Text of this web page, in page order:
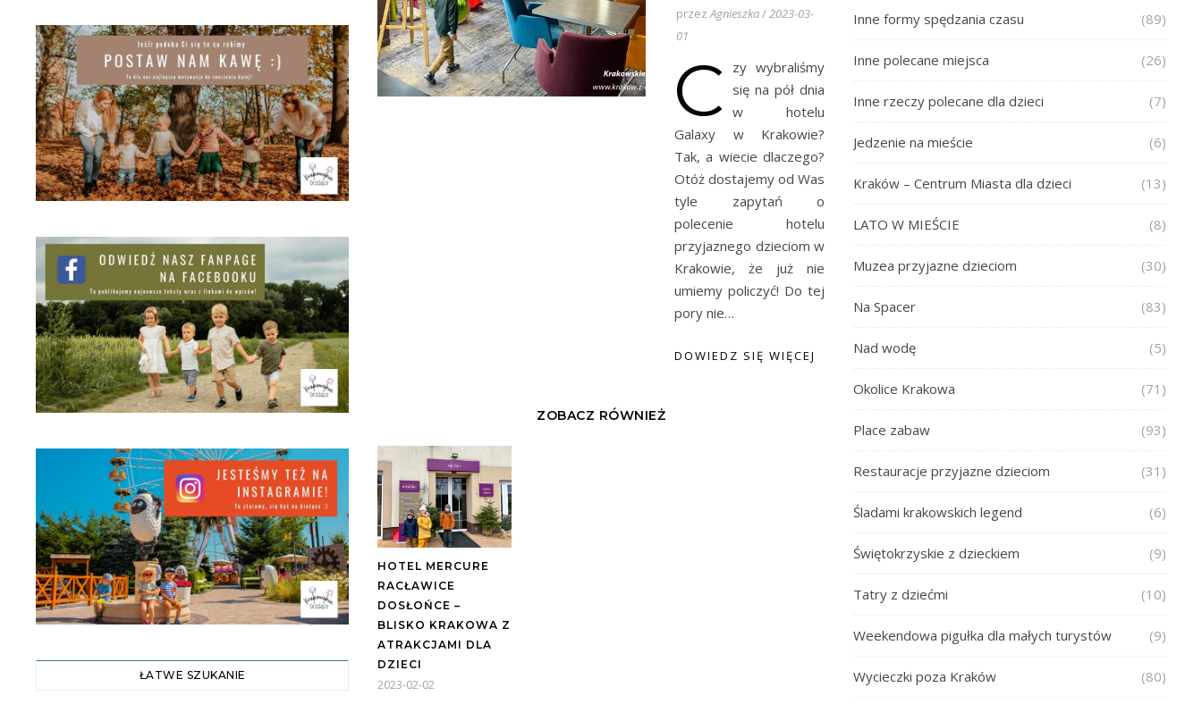
ŁATWE SZUKANIE
przez Agnieszka/2023-03-
01
C
zy wybraliśmy
się na pół dnia
w hotelu
Galaxy w Krakowie?
Tak, a wiecie dlaczego?
Otóż dostajemy od Was
tyle zapytań o
polecenie hotelu
przyjaznego dzieciom w
Krakowie, że już nie
umiemy policzyć! Do tej
pory nie…
DOWIEDZ SIĘ WIĘCEJ
ZOBACZ RÓWNIEŻ
HOTEL MERCURE
RACŁAWICE
DOSŁOŃCE –
BLISKO KRAKOWA Z
ATRAKCJAMI DLA
DZIECI
2023-02-02
Inne formy spędzania czasu (89)
Inne polecane miejsca (26)
Inne rzeczy polecane dla dzieci (7)
Jedzenie na mieście (6)
Kraków – Centrum Miasta dla dzieci (13)
LATO W MIEŚCIE (8)
Muzea przyjazne dzieciom (30)
Na Spacer (83)
Nad wodę (5)
Okolice Krakowa (71)
Place zabaw (93)
Restauracje przyjazne dzieciom (31)
Śladami krakowskich legend (6)
Świętokrzyskie z dzieckiem (9)
Tatry z dziećmi (10)
Weekendowa pigułka dla małych turystów (9)
Wycieczki poza Kraków (80)